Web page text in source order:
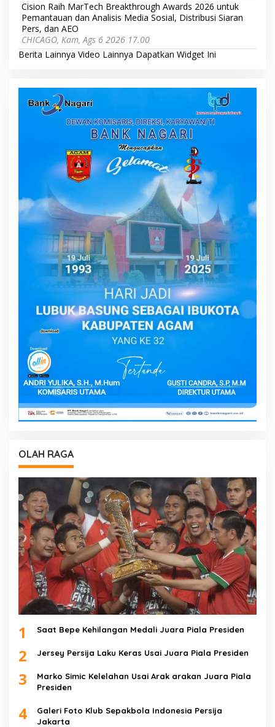
Cision Raih MarTech Breakthrough Awards 2026 untuk
Pemantauan dan Analisis Media Sosial, Distribusi Siaran
Pers, dan AEO
CHICAGO, Kam, Ags 6 2026 17.00
Berita Lainnya Video Lainnya Dapatkan Widget Ini
OLAH RAGA
1 Saat Bepe Kehilangan Medali Juara Piala Presiden
2 Jersey Persija Laku Keras Usai Juara Piala Presiden
3
Marko Simic Kelelahan Usai Arak arakan Juara Piala
Presiden
4
Galeri Foto Klub Sepakbola Indonesia Persija
Jakarta